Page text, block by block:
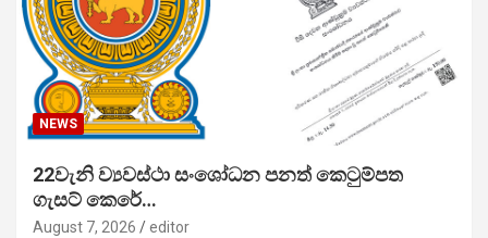
NEWS
22වැනි ව්‍යවස්ථා සංශෝධන පනත් කෙටුම්පත
ගැසට් කෙරේ…
August 7, 2026 editor